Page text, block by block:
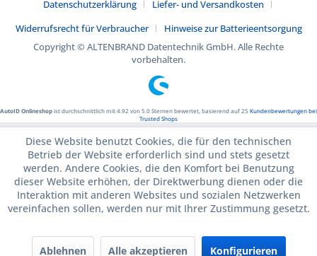
Datenschutzerklärung
Liefer- und Versandkosten
Widerrufsrecht für Verbraucher
Hinweise zur Batterieentsorgung
Copyright © ALTENBRAND Datentechnik GmbH. Alle Rechte
vorbehalten.
AutoID Onlineshopist durchschnittlich mit4.92 von5.0Sternen bewertet, basierend auf25 Kundenbewertungen bei
Trusted Shops
Diese Website benutzt Cookies, die für den technischen
Betrieb der Website erforderlich sind und stets gesetzt
werden. Andere Cookies, die den Komfort bei Benutzung
dieser Website erhöhen, der Direktwerbung dienen oder die
Interaktion mit anderen Websites und sozialen Netzwerken
vereinfachen sollen, werden nur mit Ihrer Zustimmung gesetzt.
Ablehnen Alle akzeptieren Konfigurieren